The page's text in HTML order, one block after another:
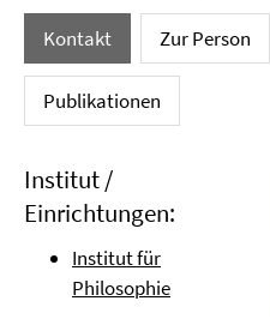
Kontakt Zur Person
Publikationen
Institut /
Einrichtungen:
Institut für
Philosophie